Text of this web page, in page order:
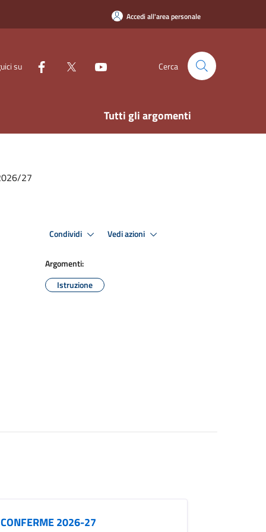
Accedi all'area personale
su Cerca
Tutti gli argomenti
27
Condividi Vedi azioni
Argomenti:
Istruzione
2026-27